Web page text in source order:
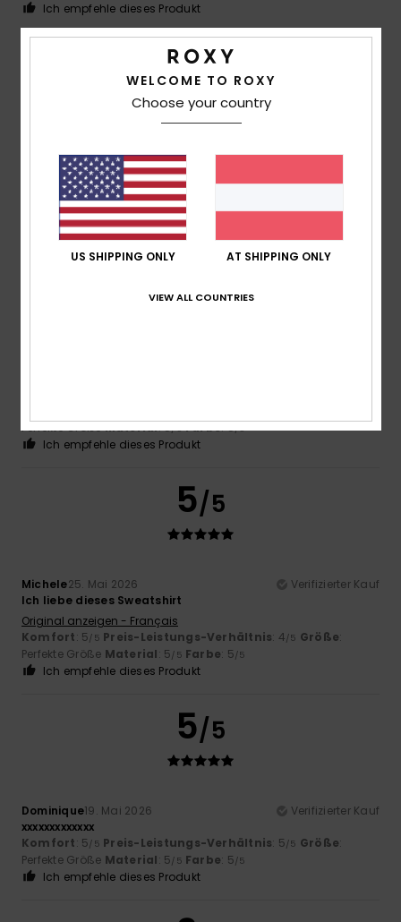
Ich empfehle dieses Produkt
5/5
Gute Qualität
Original anzeigen - Français
Farbe: 5/5
Ich empfehle dieses Produkt
Perfekte GrößeMaterial: 5/5 Farbe: 5/5
Ich empfehle dieses Produkt
5/5
Michele25. Mai 2026
Verifizierter Kauf
Ich liebe dieses Sweatshirt
Original anzeigen - Français
Komfort: 5/5 Preis-Leistungs-Verhältnis: 4/5 Größe:
Perfekte Größe Material: 5/5 Farbe: 5/5
Ich empfehle dieses Produkt
5/5
Dominique19. Mai 2026
Verifizierter Kauf
xxxxxxxxxxxxx
Komfort: 5/5 Preis-Leistungs-Verhältnis: 5/5 Größe:
Perfekte Größe Material: 5/5 Farbe: 5/5
Ich empfehle dieses Produkt
WELCOME TO ROXY
Choose your country
US SHIPPING ONLY AT SHIPPING ONLY
VIEW ALL COUNTRIES